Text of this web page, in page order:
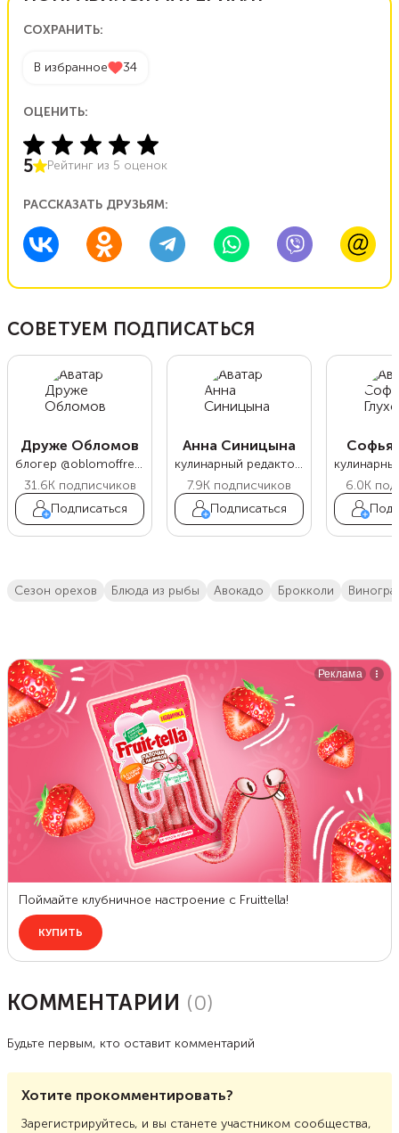
СОХРАНИТЬ:
В избранное 34
ОЦЕНИТЬ:
5 Рейтинг из 5 оценок
РАССКАЗАТЬ ДРУЗЬЯМ:
СОВЕТУЕМ ПОДПИСАТЬСЯ
Друже Обломов
блогер @oblomoffrecipe
31.6Kподписчиков
Подписаться
Анна Синицына
кулинарный редактор Food.ru
7.9K подписчиков
Подписаться
Софья
6.0K
сезон орехов блюда из рыбы Авокадо Брокколи
КОММЕНТАРИИ (0)
Будьте первым, кто оставит комментарий
Хотите прокомментировать?
Зарегистрируйтесь, и вы станете участником сообщества,